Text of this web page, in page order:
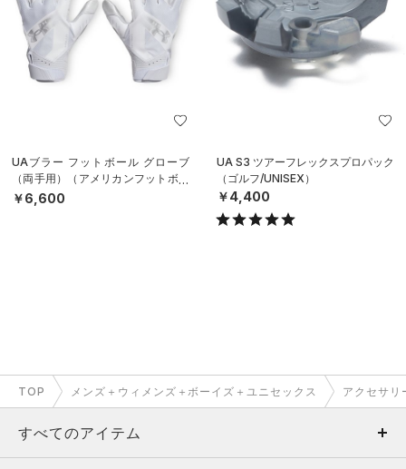
UAブラー フットボール グローブ
（両手用）（アメリカンフットボー
ル/MEN）
￥6,600
UA S3 ツアーフレックスプロパック
（ゴルフ/UNISEX）
￥4,400
TOP メンズ＋ウィメンズ＋ボーイズ＋ユニセックス アクセサリ
すべてのアイテム